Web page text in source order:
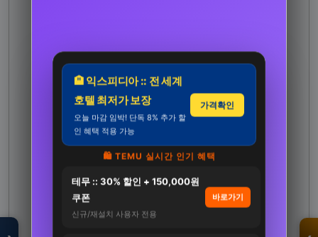
🏨 익스피디아 :: 전 세계
호텔 최저가 보장
오늘 마감 임박! 단독 8% 추가 할
인 혜택 적용 가능
가격확인
🛍️ TEMU 실시간 인기 혜택
테무 :: 30% 할인 + 150,000원
쿠폰
신규/재설치 사용자 전용
바로가기